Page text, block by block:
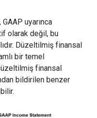
uyarınca
olarak değil, bu
Düzeltilmiş finansal
bir temel
finansal
bildirilen benzer